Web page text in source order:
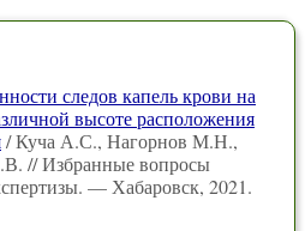
следов капель крови на
высоте расположения
/ Куча А.С., Нагорнов М.Н.,
// Избранные вопросы
— Хабаровск, 2021.